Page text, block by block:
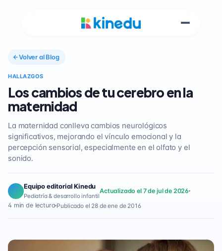
Volver al Blog
HALLAZGOS
Los cambios de tu cerebro en la
maternidad
La maternidad conlleva cambios neurológicos
significativos, mejorando el vínculo emocional y la
percepción sensorial, especialmente en el olfato y el
sonido.
Equipo editorial Kinedu
Pediatría & desarrollo infantil
Actualizado el 7 de jul de 2026
4 min de lectura Publicado el 28 de ene de 2016